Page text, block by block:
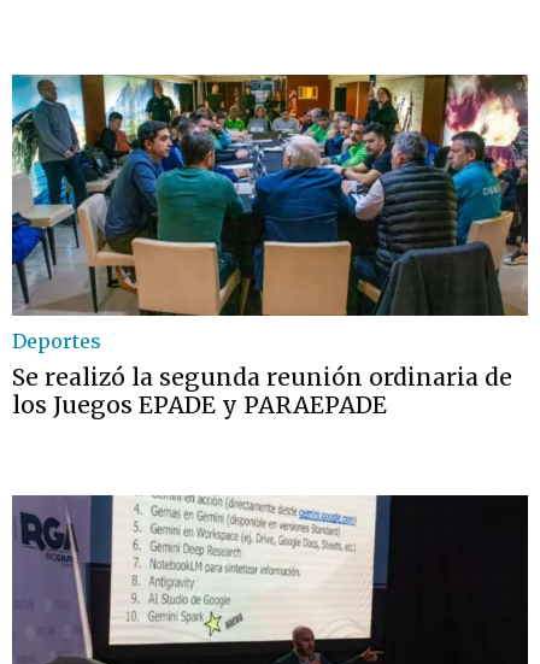
Deportes
Se realizó la segunda reunión ordinaria de
los Juegos EPADE y PARAEPADE